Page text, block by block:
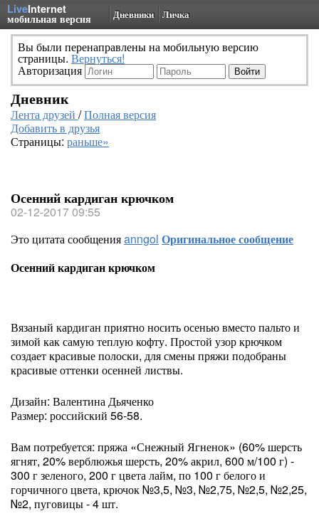
LiveInternet
мобильная версия Дневники Личка
Вы были перенаправлены на мобильную версию
страницы. Вернуться!
Авторизация
Дневник
Лента друзей /Полная версия
Добавить в друзья
Страницы: раньше»
Осенний кардиган крючком
02-12-2017 09:55
Это цитата сообщенияanngol Оригинальное сообщение
Осенний кардиган крючком
Вязаный кардиган приятно носить осенью вместо пальто и
зимой как самую теплую кофту. Простой узор крючком
создает красивые полоски, для смены пряжи подобраны
красивые оттенки осенней листвы.
Дизайн: Валентина Дьяченко
Размер: российский 56-58.
Вам потребуется: пряжа «Снежный Ягненок» (60% шерсть
ягнят, 20% верблюжья шерсть, 20% акрил, 600 м/100 г) -
300 г зеленого, 200 г цвета лайм, по 100 г белого и
горчичного цвета, крючок №3,5, №3, №2,75, №2,5, №2,25,
№2, пуговицы - 4 шт.